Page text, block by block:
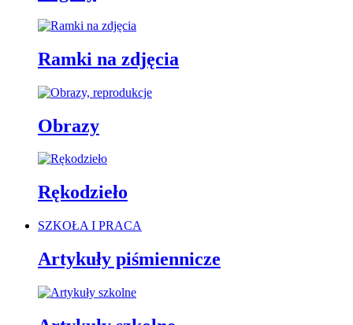
Ramki na zdjęcia
Obrazy
Rękodzieło
SZKOŁA I PRACA
Artykuły piśmiennicze